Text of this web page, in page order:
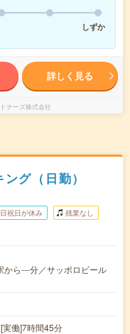
しずか
詳しく見る
ナーズ株式会社
グ（日勤）
祝日が休み 残業なし
ら---分／サッポロビール
実働]7時間45分